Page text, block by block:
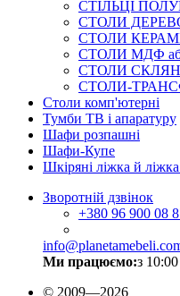
СТІЛЬЦІ
СТОЛИ
СТОЛИ
СТОЛИ МДФ
СТОЛИ
СТОЛИ-
Столи комп'ютерні
Тумби ТВ і апаратуру
Шафи розпашні
Шафи-Купе
Шкіряні ліжка й
Зворотній дзвінок
+380 96 900 08
Ми працюємо:з
© 2009—2026